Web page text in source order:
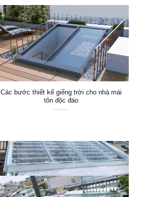
Các bước thiết kế giếng trời cho nhà mái
tôn độc đáo